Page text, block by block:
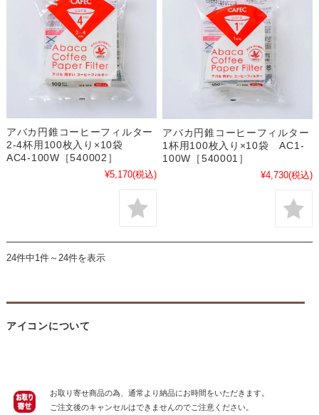
アバカ円錐コーヒーフィルター
2-4杯用100枚入り×10袋
AC4-100W［540002］
¥5,170(税込)
アバカ円錐コーヒーフィルター
1杯用100枚入り×10袋 AC1-
100W［540001］
¥4,730(税込)
24件中1件～24件を表示
アイコンについて
お取り寄せ商品の為、通常より納品にお時間をいただきます。
ご注文後のキャンセルはできませんのでご注意ください。